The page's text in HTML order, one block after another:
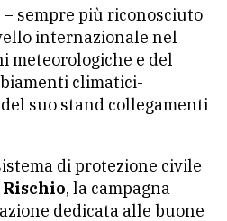
– sempre più riconosciuto
internazionale nel
meteorologiche e del
climatici-
suo stand collegamenti
di protezione civile
, la campagna
dedicata alle buone